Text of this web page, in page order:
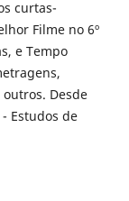
curtas-
Filme no 6º
e Tempo
Desde
Estudos de